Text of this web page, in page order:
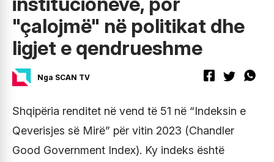
"çalojmë" në politikat dhe
ligjet e qendrueshme
Nga SCAN TV
Shqipëria renditet në vend të 51 në “Indeksin e
Qeverisjes së Mirë” për vitin 2023 (Chandler
Good Government Index). Ky indeks është